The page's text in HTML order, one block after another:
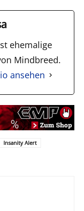
ehemalige
Mindbreed.
ansehen
Insanity Alert